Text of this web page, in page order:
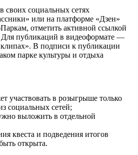
своих социальных сетях
или на платформе «Дзен»
отметить активной ссылкой
Для публикаций в видеоформате —
В подписи к публикации
парке культуры и отдыха
участвовать в розыгрыше только
социальных сетей;
выложить в отдельной
квеста и подведения итогов
открыта.